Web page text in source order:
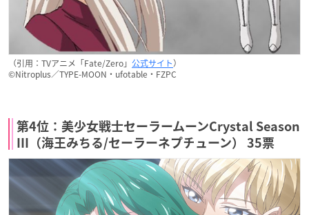
（引用：TVアニメ「Fate/Zero」 公式サイト）
©Nitroplus／TYPE-MOON・ufotable・FZPC
第4位：美少女戦士セーラームーンCrystal Season
III（海王みちる/セーラーネプチューン） 35票